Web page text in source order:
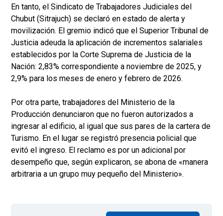
En tanto, el Sindicato de Trabajadores Judiciales del
Chubut (Sitrajuch) se declaró en estado de alerta y
movilización. El gremio indicó que el Superior Tribunal de
Justicia adeuda la aplicación de incrementos salariales
establecidos por la Corte Suprema de Justicia de la
Nación: 2,83% correspondiente a noviembre de 2025, y
2,9% para los meses de enero y febrero de 2026.
Por otra parte, trabajadores del Ministerio de la
Producción denunciaron que no fueron autorizados a
ingresar al edificio, al igual que sus pares de la cartera de
Turismo. En el lugar se registró presencia policial que
evitó el ingreso. El reclamo es por un adicional por
desempeño que, según explicaron, se abona de «manera
arbitraria a un grupo muy pequeño del Ministerio».